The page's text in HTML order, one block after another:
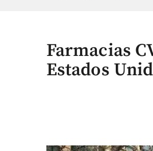
Farmacias
Estados